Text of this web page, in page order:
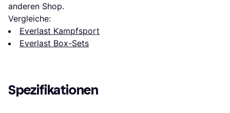
anderen Shop.
Vergleiche:
Everlast Kampfsport
Everlast Box-Sets
Spezifikationen